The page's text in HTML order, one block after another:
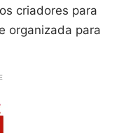
criadores para
organizada para